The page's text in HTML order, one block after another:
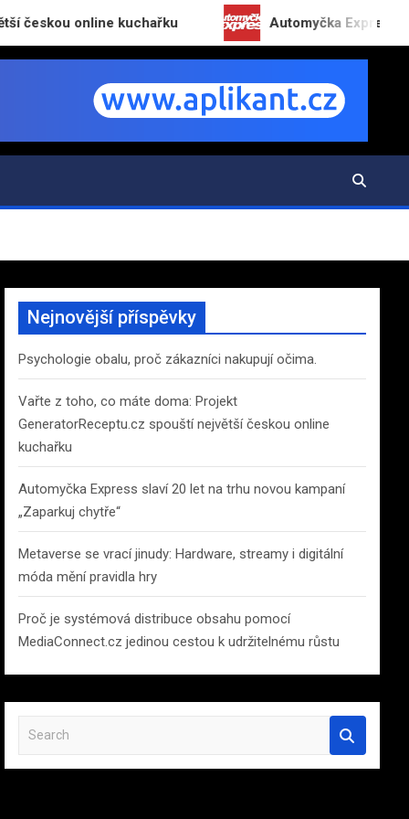
online kuchařku Automyčka Express slaví 20
Nejnovější příspěvky
Psychologie obalu, proč zákazníci nakupují očima.
Vařte z toho, co máte doma: Projekt
GeneratorReceptu.cz spouští největší českou online
kuchařku
Automyčka Express slaví 20 let na trhu novou kampaní
„Zaparkuj chytře“
Metaverse se vrací jinudy: Hardware, streamy i digitální
móda mění pravidla hry
Proč je systémová distribuce obsahu pomocí
MediaConnect.cz jedinou cestou k udržitelnému růstu
a